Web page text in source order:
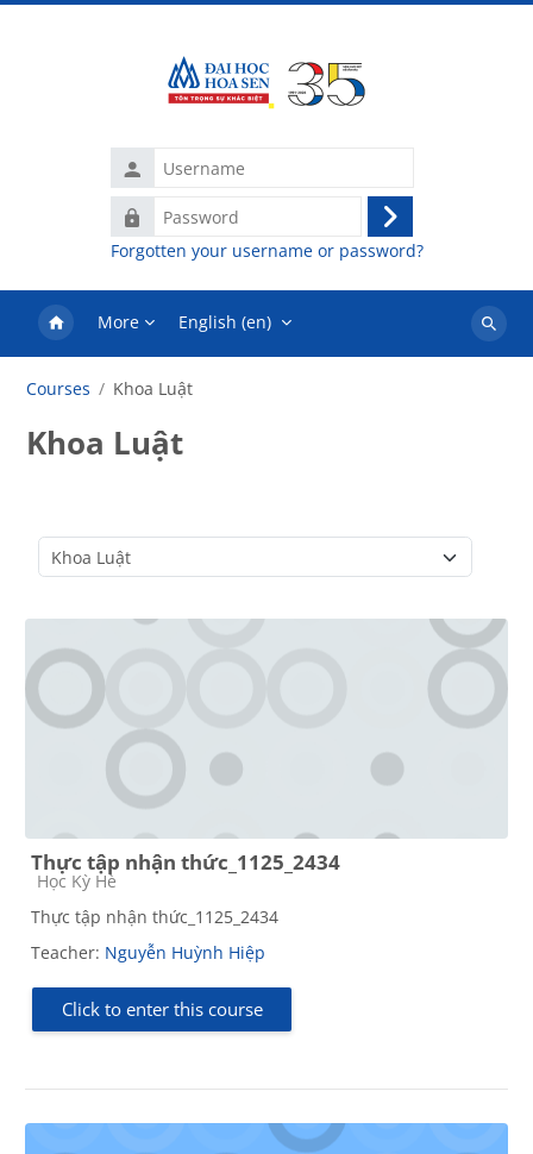
Username
Password
Log
in
Forgotten your username or password?
More English ‎(en)‎
Search
Courses Khoa Luật
Khoa Luật
Thực tập nhận thức_1125_2434
Course category
Học Kỳ Hè
Thực tập nhận thức_1125_2434
Teacher: Nguyễn Huỳnh Hiệp
Click to enter this course